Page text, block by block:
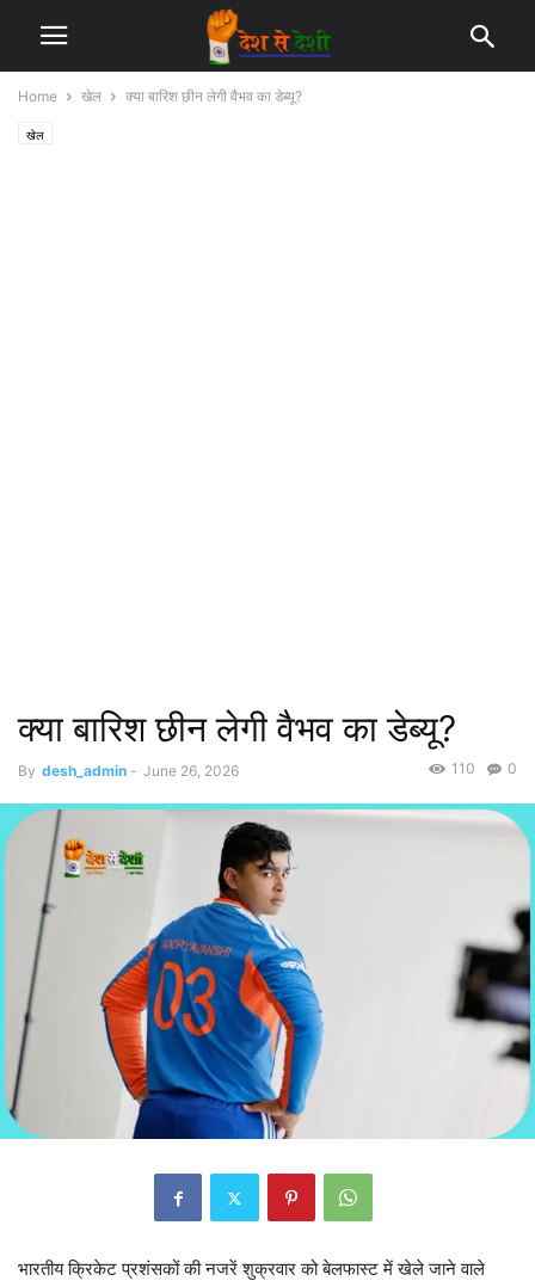
Home खेल क्या बारिश छीन लेगी वैभव का डेब्यू?
खेल
क्या बारिश छीन लेगी वैभव का डेब्यू?
By desh_admin - June 26, 2026 0
110
भारतीय क्रिकेट प्रशंसकों की नजरें शुक्रवार को बेलफास्ट में खेले जाने वाले